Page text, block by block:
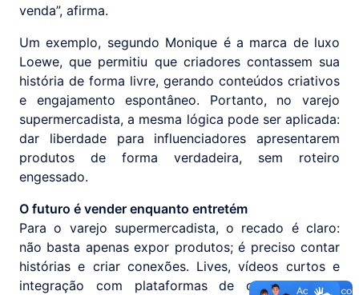
venda”, afirma.
Um exemplo, segundo Monique é a marca de luxo
Loewe, que permitiu que criadores contassem sua
história de forma livre, gerando conteúdos criativos
e engajamento espontâneo. Portanto, no varejo
supermercadista, a mesma lógica pode ser aplicada:
dar liberdade para influenciadores apresentarem
produtos de forma verdadeira, sem roteiro
engessado.
O futuro é vender enquanto entretém
Para o varejo supermercadista, o recado é claro:
não basta apenas expor produtos; é preciso contar
histórias e criar conexões. Lives, vídeos curtos e
integração com plataformas de compra direta